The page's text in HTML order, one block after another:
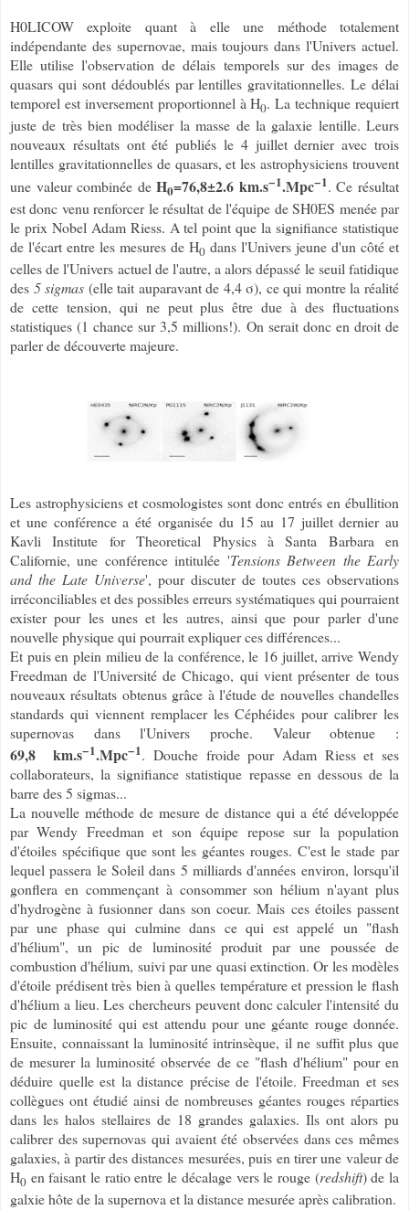
H0LICOW exploite quant à elle une méthode totalement
indépendante des supernovae, mais toujours dans l'Univers actuel.
Elle utilise l'observation de délais temporels sur des images de
quasars qui sont dédoublés par lentilles gravitationnelles. Le délai
temporel est inversement proportionnel à H0. La technique requiert
juste de très bien modéliser la masse de la galaxie lentille. Leurs
nouveaux résultats ont été publiés le 4 juillet dernier avec trois
lentilles gravitationnelles de quasars, et les astrophysiciens trouvent
une valeur combinée deH0=76,8±2.6 km.s−1.Mpc−1. Ce résultat
est donc venu renforcer le résultat de l'équipe de SH0ES menée par
le prix Nobel Adam Riess. A tel point que la signifiance statistique
de l'écart entre les mesures de H0 dans l'Univers jeune d'un côté et
celles de l'Univers actuel de l'autre, a alors dépassé le seuil fatidique
des 5 sigmas (elle tait auparavant de 4,4 σ), ce qui montre la réalité
de cette tension, qui ne peut plus être due à des fluctuations
statistiques (1 chance sur 3,5 millions!). On serait donc en droit de
parler de découverte majeure.
Les astrophysiciens et cosmologistes sont donc entrés en ébullition
et une conférence a été organisée du 15 au 17 juillet dernier au
Kavli Institute for Theoretical Physics à Santa Barbara en
Californie, une conférence intitulée 'Tensions Between the Early
and the Late Universe', pour discuter de toutes ces observations
irréconciliables et des possibles erreurs systématiques qui pourraient
exister pour les unes et les autres, ainsi que pour parler d'une
nouvelle physique qui pourrait expliquer ces différences...
Et puis en plein milieu de la conférence, le 16 juillet, arrive Wendy
Freedman de l'Université de Chicago, qui vient présenter de tous
nouveaux résultats obtenus grâce à l'étude de nouvelles chandelles
standards qui viennent remplacer les Céphéides pour calibrer les
supernovas dans l'Univers proche. Valeur obtenue :
69,8km.s−1.Mpc−1. Douche froide pour Adam Riess et ses
collaborateurs, la signifiance statistique repasse en dessous de la
barre des 5 sigmas...
La nouvelle méthode de mesure de distance qui a été développée
par Wendy Freedman et son équipe repose sur la population
d'étoiles spécifique que sont les géantes rouges. C'est le stade par
lequel passera le Soleil dans 5 milliards d'années environ, lorsqu'il
gonflera en commençant à consommer son hélium n'ayant plus
d'hydrogène à fusionner dans son coeur. Mais ces étoiles passent
par une phase qui culmine dans ce qui est appelé un "flash
d'hélium", un pic de luminosité produit par une poussée de
combustion d'hélium, suivi par une quasi extinction. Or les modèles
d'étoile prédisent très bien à quelles température et pression le flash
d'hélium a lieu. Les chercheurs peuvent donc calculer l'intensité du
pic de luminosité qui est attendu pour une géante rouge donnée.
Ensuite, connaissant la luminosité intrinsèque, il ne suffit plus que
de mesurer la luminosité observée de ce "flash d'hélium" pour en
déduire quelle est la distance précise de l'étoile. Freedman et ses
collègues ont étudié ainsi de nombreuses géantes rouges réparties
dans les halos stellaires de 18 grandes galaxies. Ils ont alors pu
calibrer des supernovas qui avaient été observées dans ces mêmes
galaxies, à partir des distances mesurées, puis en tirer une valeur de
H0 en faisant le ratio entre le décalage vers le rouge (redshift) de la
galxie hôte de la supernova et la distance mesurée après calibration.